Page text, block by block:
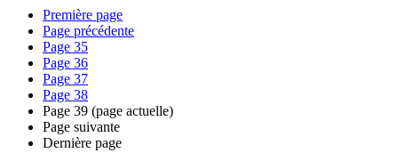
Première page
Page précédente
Page 35
Page 36
Page 37
Page 38
Page 39 (page actuelle)
Page suivante
Dernière page